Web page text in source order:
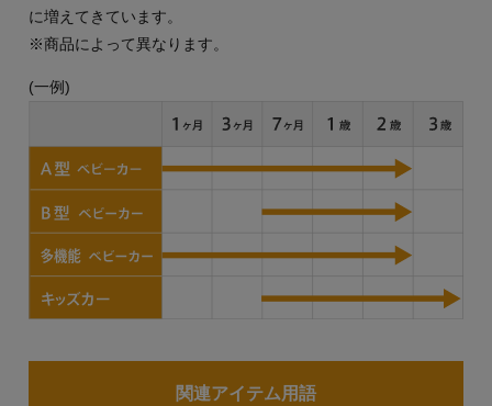
に増えてきています。
※商品によって異なります。
(一例)
関連アイテム用語